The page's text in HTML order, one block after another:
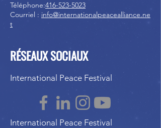
Téléphone:416-523-5023
Courriel : info@internationalpeacealliance.ne
t
RÉSEAUX SOCIAUX
International Peace Festival
International Peace Festival